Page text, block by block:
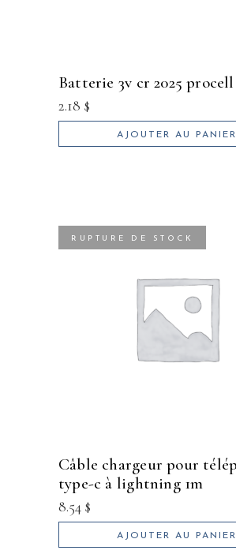
batterie 3v cr 2025 procell
2.18 $
AJOUTER AU PANIER
RUPTURE DE STOCK
câble chargeur pour téléphone
type-c à lightning 1m
8.54 $
AJOUTER AU PANIER